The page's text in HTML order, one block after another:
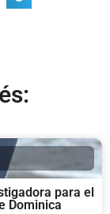
para el
Dominica